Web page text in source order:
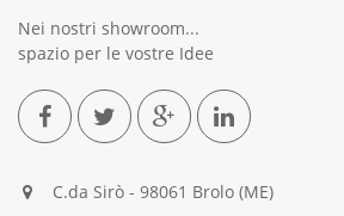
Nei nostri showroom...
spazio per le vostre Idee
C.da Sirò - 98061 Brolo (ME)